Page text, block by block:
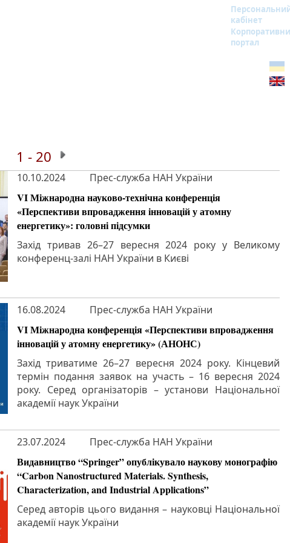
кабінет
портал
1 - 20
10.10.2024 Прес-служба НАН України
VI Міжнародна науково-технічна конференція
«Перспективи впровадження інновацій у атомну
енергетику»: головні підсумки
Захід тривав 26–27 вересня 2024 року у Великому
конференц-залі НАН України в Києві
16.08.2024 Прес-служба НАН України
VI Міжнародна конференція «Перспективи впровадження
інновацій у атомну енергетику» (АНОНС)
Захід триватиме 26–27 вересня 2024 року. Кінцевий
термін подання заявок на участь – 16 вересня 2024
року. Серед організаторів – установи Національної
академії наук України
23.07.2024 Прес-служба НАН України
Видавництво “Springer” опублікувало наукову монографію
“Carbon Nanostructured Materials. Synthesis,
Characterization, and Industrial Applications”
Серед авторів цього видання – науковці Національної
академії наук України